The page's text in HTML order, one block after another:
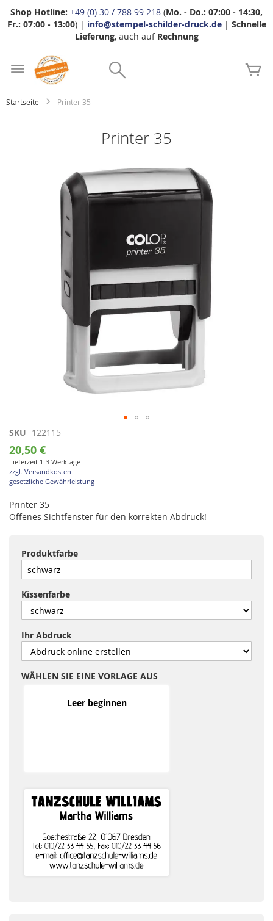
Shop Hotline: +49 (0) 30 / 788 99 218 (Mo. - Do.: 07:00 - 14:30,
Fr.: 07:00 - 13:00) | info@stempel-schilder-druck.de| Schnelle
Lieferung, auch auf Rechnung
Startseite Printer 35
Printer 35
Zum
Anfang
der
Bildgalerie
springen
SKU 122115
20,50 €
Lieferzeit 1-3 Werktage
zzgl. Versandkosten
gesetzliche Gewährleistung
Printer 35
Offenes Sichtfenster für den korrekten Abdruck!
Produktfarbe
Kissenfarbe
Ihr Abdruck
WÄHLEN SIE EINE VORLAGE AUS
Leer beginnen